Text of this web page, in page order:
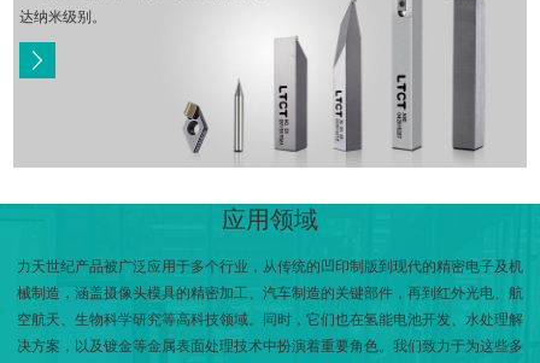
达纳米级别。
应用领域
力天世纪产品被广泛应用于多个行业，从传统的凹印制版到现代的精密电子及机
械制造，涵盖摄像头模具的精密加工、汽车制造的关键部件，再到红外光电、航
空航天、生物科学研究等高科技领域。同时，它们也在氢能电池开发、水处理解
决方案，以及镀金等金属表面处理技术中扮演着重要角色。我们致力于为这些多